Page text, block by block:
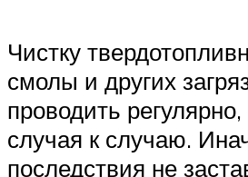
Чистку
смолы и других
проводить
случая к случаю.
последствия не